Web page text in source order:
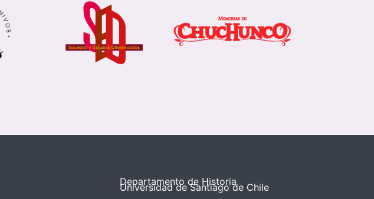
Departamento de Historia
Universidad de Santiago de Chile